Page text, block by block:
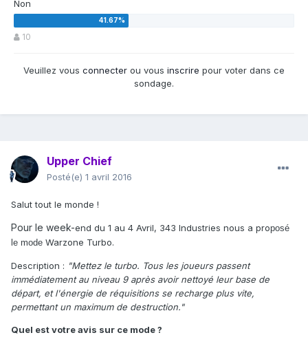
Non
10
Veuillez vous connecter ou vous inscrire pour voter dans ce
sondage.
Upper Chief
Posté(e) 1 avril 2016
Salut tout le monde !
Pour le week-end du 1 au 4 Avril, 343 Industries nous a proposé
le mode Warzone Turbo.
Description : "Mettez le turbo. Tous les joueurs passent
immédiatement au niveau 9 après avoir nettoyé leur base de
départ, et l'énergie de réquisitions se recharge plus vite,
permettant un maximum de destruction."
Quel est votre avis sur ce mode ?